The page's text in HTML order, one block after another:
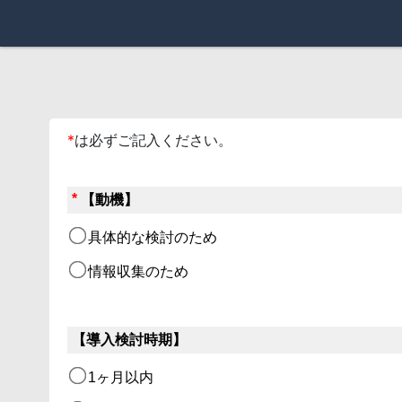
*は必ずご記入ください。
* 【動機】
具体的な検討のため
情報収集のため
【導入検討時期】
1ヶ月以内